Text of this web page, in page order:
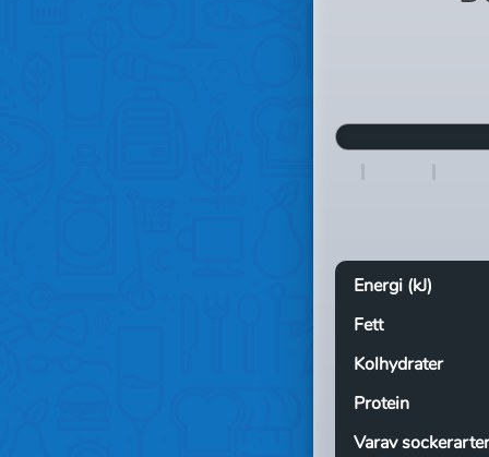
Energi (kJ)
Fett
Kolhydrater
Protein
Varav sockerarter